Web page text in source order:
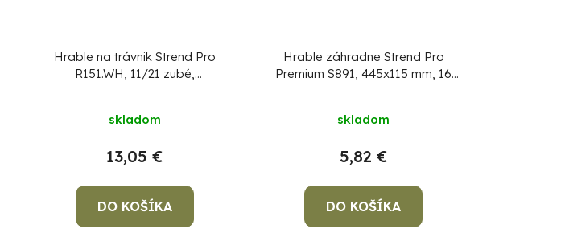
Hrable na trávnik Strend Pro
R151.WH, 11/21 zubé,
skladom
13,05 €
DO KOŠÍKA
Hrable záhradne Strend Pro
Premium S891, 445x115 mm, 16
skladom
5,82 €
DO KOŠÍKA